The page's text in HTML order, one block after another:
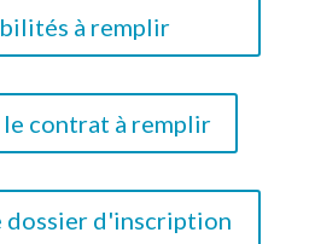
à remplir
le contrat à remplir
dossier d'inscription